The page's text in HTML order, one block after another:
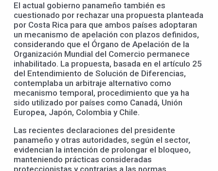
El actual gobierno panameño también es
cuestionado por rechazar una propuesta planteada
por Costa Rica para que ambos países adoptaran
un mecanismo de apelación con plazos definidos,
considerando que el Órgano de Apelación de la
Organización Mundial del Comercio permanece
inhabilitado. La propuesta, basada en el artículo 25
del Entendimiento de Solución de Diferencias,
contemplaba un arbitraje alternativo como
mecanismo temporal, procedimiento que ya ha
sido utilizado por países como Canadá, Unión
Europea, Japón, Colombia y Chile.
Las recientes declaraciones del presidente
panameño y otras autoridades, según el sector,
evidencian la intención de prolongar el bloqueo,
manteniendo prácticas consideradas